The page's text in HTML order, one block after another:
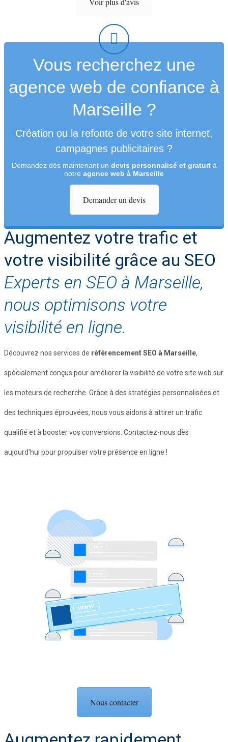
Vous recherchez une
agence web de confiance à
Marseille ?
Création ou la refonte de votre site internet,
campagnes publicitaires ?
Demandez dès maintenant un devis personnalisé et gratuità
notre agence web à Marseille
Demander un devis
Augmentez votre trafic et
votre visibilité grâce au SEO
Experts en SEO à Marseille,
nous optimisons votre
visibilité en ligne.
Découvrez nos services de référencement SEO à Marseille,
spécialement conçus pour améliorer la visibilité de votre site web sur
les moteurs de recherche. Grâce à des stratégies personnalisées et
des techniques éprouvées, nous vous aidons à attirer un trafic
qualifié et à booster vos conversions. Contactez-nous dès
aujourd'hui pour propulser votre présence en ligne !
Nous contacter